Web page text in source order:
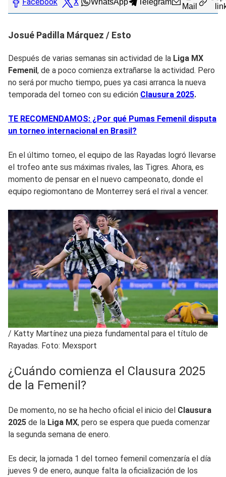
Facebook X
Mail
Josué Padilla Márquez / Esto
Después de varias semanas sin actividad de la Liga MX
Femenil, de a poco comienza extrañarse la actividad. Pero
no será por mucho tiempo, pues ya casi arranca la nueva
temporada del torneo con su edición Clausura 2025.
TE RECOMENDAMOS: ¿Por qué Pumas Femenil disputa
un torneo internacional en Brasil?
En el último torneo, el equipo de las Rayadas logró llevarse
el trofeo ante sus máximas rivales, las Tigres. Ahora, es
momento de pensar en el nuevo campeonato, donde el
equipo regiomontano de Monterrey será el rival a vencer.
/ Katty Martínez una pieza fundamental para el título de
Rayadas. Foto: Mexsport
¿Cuándo comienza el Clausura 2025
de la Femenil?
De momento, no se ha hecho oficial el inicio del Clausura
2025 de la Liga MX, pero se espera que pueda comenzar
la segunda semana de enero.
Es decir, la jornada 1 del torneo femenil comenzaría el día
jueves 9 de enero, aunque falta la oficialización de los